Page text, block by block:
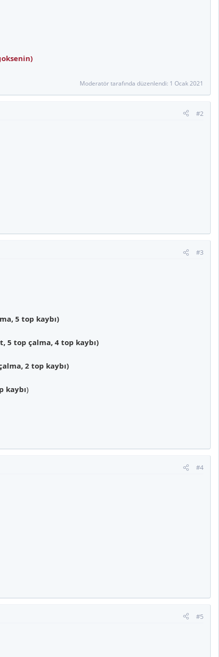
Moderatör tarafında düzenlendi: 1 Ocak 2021
#2
#3
5 top kaybı)
5 top çalma, 4 top kaybı)
2 top kaybı)
kaybı)
#4
#5